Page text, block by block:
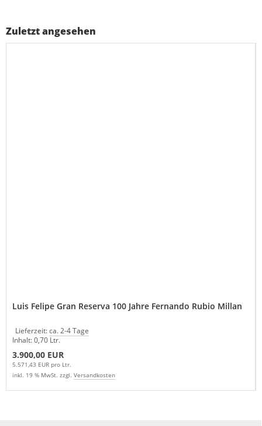
Zuletzt angesehen
Luis Felipe Gran Reserva 100 Jahre Fernando Rubio Millan
Lieferzeit:ca. 2-4 Tage
Inhalt: 0,70 Ltr.
3.900,00 EUR
5.571,43 EUR pro Ltr.
inkl. 19 % MwSt. zzgl. Versandkosten